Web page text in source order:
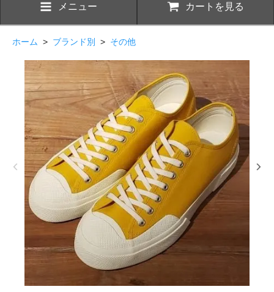
メニュー カートを見る
ホーム > ブランド別 > その他